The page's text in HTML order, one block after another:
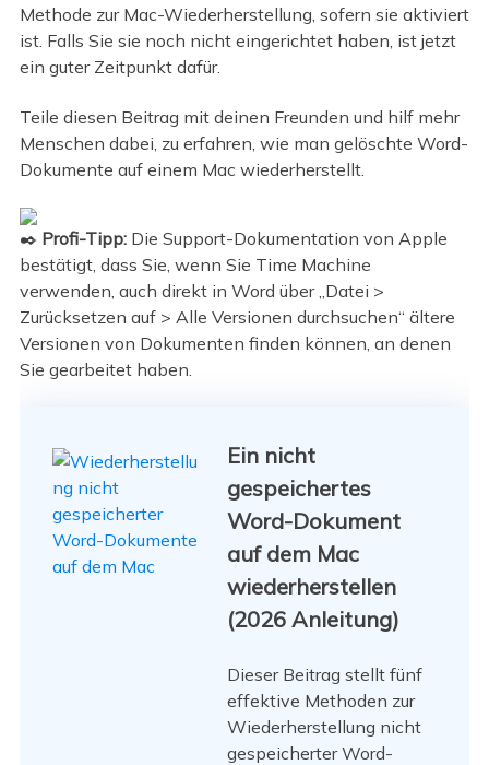
Methode zur Mac-Wiederherstellung, sofern sie aktiviert
ist. Falls Sie sie noch nicht eingerichtet haben, ist jetzt
ein guter Zeitpunkt dafür.
Teile diesen Beitrag mit deinen Freunden und hilf mehr
Menschen dabei, zu erfahren, wie man gelöschte Word-
Dokumente auf einem Mac wiederherstellt.
✒️ Profi-Tipp:Die Support-Dokumentation von Apple
bestätigt, dass Sie, wenn Sie Time Machine
verwenden, auch direkt in Word über „Datei >
Zurücksetzen auf > Alle Versionen durchsuchen“ ältere
Versionen von Dokumenten finden können, an denen
Sie gearbeitet haben.
Ein nicht
gespeichertes
Word-Dokument
auf dem Mac
wiederherstellen
(2026 Anleitung)
Dieser Beitrag stellt fünf
effektive Methoden zur
Wiederherstellung nicht
gespeicherter Word-